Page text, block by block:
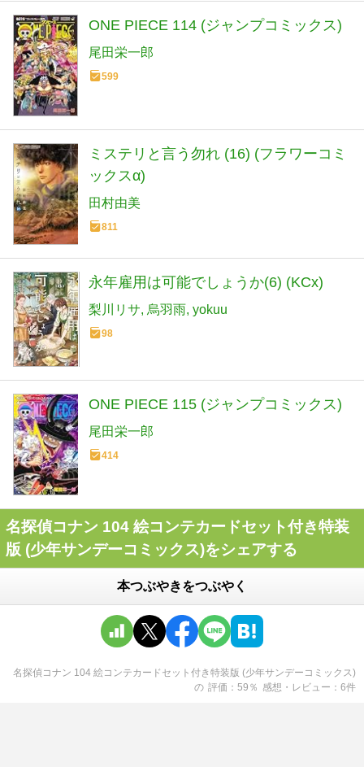
ONE PIECE 114 (ジャンプコミックス)
尾田栄一郎
599
ミステリと言う勿れ (16) (フラワーコミ
ックスα)
田村由美
811
永年雇用は可能でしょうか(6) (KCx)
梨川リサ 烏羽雨 yokuu
98
ONE PIECE 115 (ジャンプコミックス)
尾田栄一郎
414
名探偵コナン 104 絵コンテカードセット付き特装
版 (少年サンデーコミックス)をシェアする
本つぶやきをつぶやく
名探偵コナン 104 絵コンテカードセット付き特装版 (少年サンデーコミックス)
の 評価 59 ％ 感想・レビュー 6件